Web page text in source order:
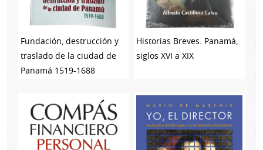
Fundación, destrucción y
traslado de la ciudad de
Panamá 1519-1688
Historias Breves. Panamá,
siglos XVI a XIX